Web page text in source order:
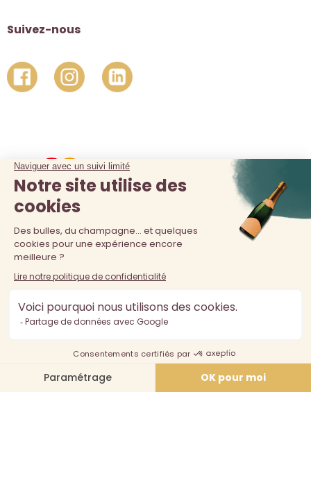
Suivez-nous
La vente d'alcool est interdite au moins de 18 ans. L'abus
d'alcool est dangereux pour la santé, à consommer avec
modération.